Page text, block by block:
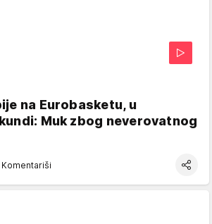
na Eurobasketu, u
Muk zbog neverovatnog
Komentariši